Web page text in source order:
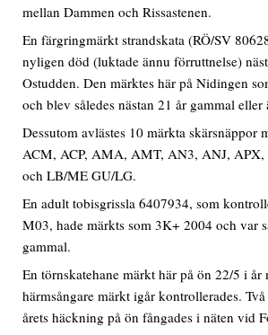
mellan Dammen och Rissastenen.
En färgringmärkt strandskata (RÖ/SV
nyligen död (luktade ännu förruttnelse)
Ostudden. Den märktes här på Nidingen
och blev således nästan 21 år gammal eller
Dessutom avlästes 10 märkta skärsnäppor
ACM, ACP, AMA, AMT, AN3, ANJ,
och LB/ME GU/LG.
En adult tobisgrissla 6407934, som
M03, hade märkts som 3K+ 2004 och var
gammal.
En törnskatehane märkt här på ön 22/5 i år
härmsångare märkt igår kontrollerades.
årets häckning på ön fångades i näten vid